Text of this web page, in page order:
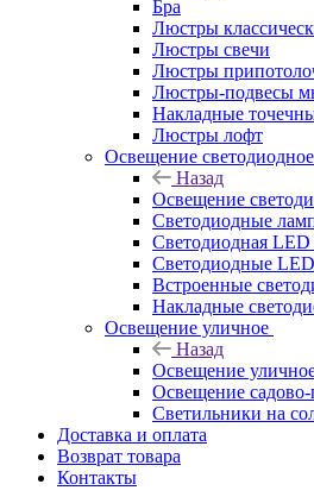
Бра
Люстры
Люстры свечи
Люстры
Люстры-подвесы
Накладные
Люстры лофт
Освещение светодиодное
Назад
Освещение
Светодиодные
Светодиодная LED
Светодиодные
Встроенные
Накладные
Освещение уличное
Назад
Освещение
Освещение садово-
Светильники на
Доставка и оплата
Возврат товара
Контакты